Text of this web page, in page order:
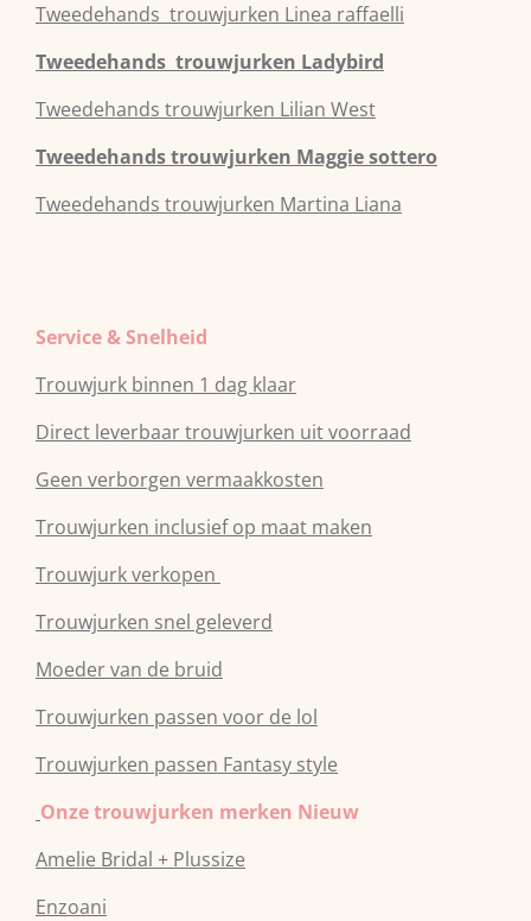
Tweedehands trouwjurken Linea raffaelli
Tweedehands trouwjurken Ladybird
Tweedehands trouwjurken Lilian West
Tweedehandstrouwjurken Maggie sottero
Tweedehands trouwjurken Martina Liana
Service & Snelheid
Trouwjurk binnen 1 dag klaar
Direct leverbaar trouwjurken uit voorraad
Geen verborgen vermaakkosten
Trouwjurken inclusief op maat maken
Trouwjurk verkopen
Trouwjurken snel geleverd
Moeder van de bruid
Trouwjurken passen voor de lol
Trouwjurken passen Fantasy style
Onze trouwjurken merken Nieuw
Amelie Bridal + Plussize
Enzoani